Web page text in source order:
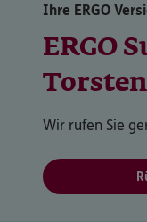
Ihre ERGO
ERGO
Wir rufen Sie